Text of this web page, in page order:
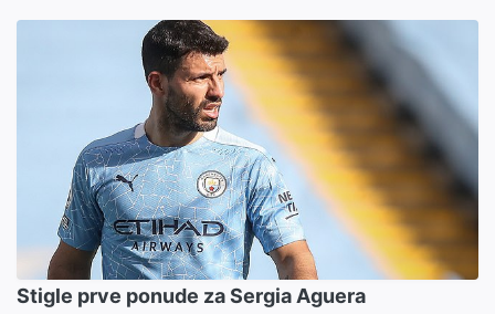
Stigle prve ponude za Sergia Aguera